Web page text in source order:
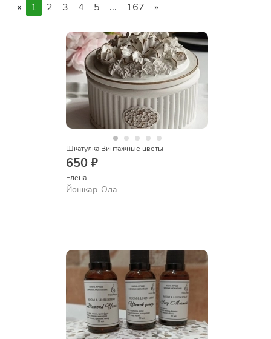
« 1 2 3 4 5 ... 167 »
Шкатулка Винтажные цветы
650 ₽
Елена
Йошкар-Ола